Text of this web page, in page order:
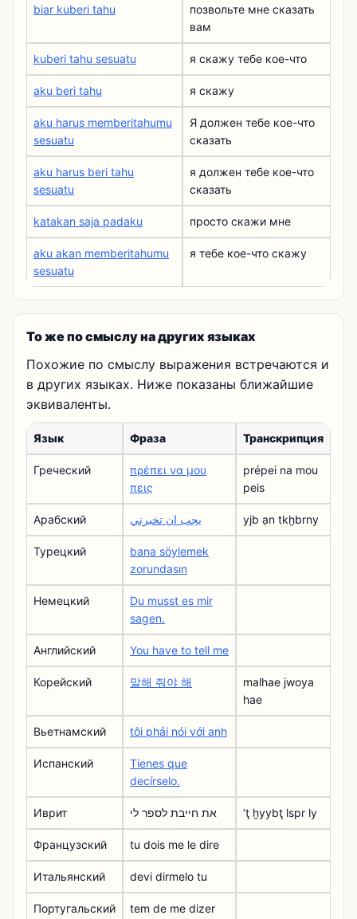
biar kuberi tahu
позвольте мне сказать
вам
kuberi tahu sesuatu я скажу тебе кое-что
aku beri tahu я скажу
aku harus memberitahumu
sesuatu
Я должен тебе кое-что
сказать
aku harus beri tahu
sesuatu
я должен тебе кое-что
сказать
katakan saja padaku просто скажи мне
aku akan memberitahumu
sesuatu
я тебе кое-что скажу
То же по смыслу на других языках
Похожие по смыслу выражения встречаются и
в других языках. Ниже показаны ближайшие
эквиваленты.
Язык Фраза Транскрипция
Греческий
πρέπει να μου
πεις
prépei na mou
peis
Арабский يجب ان تخبرني yjb ạn tkẖbrny
Турецкий
bana söylemek
zorundasın
Немецкий
Du musst es mir
sagen.
Английский You have to tell me
Корейский 말해 줘야 해
malhae jwoya
hae
Вьетнамский tôi phải nói với anh
Испанский
Tienes que
decírselo.
Иврит את חייבת לספר לי ʼţ ẖyybţ lspr ly
Французский tu dois me le dire
Итальянский devi dirmelo tu
Португальский tem de me dizer